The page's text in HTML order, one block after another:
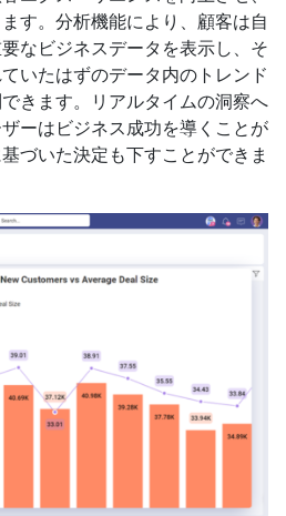
す。分析機能により、顧客は自
なビジネスデータを表示し、そ
いたはずのデータ内のトレンド
きます。リアルタイムの洞察へ
ーはビジネス成功を導くことが
づいた決定も下すことができま